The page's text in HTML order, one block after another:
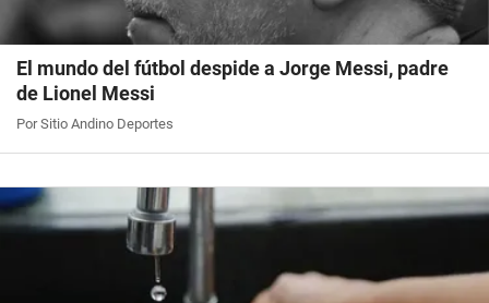
El mundo del fútbol despide a Jorge Messi, padre
de Lionel Messi
Por Sitio Andino Deportes